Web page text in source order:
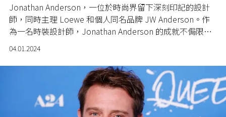
Jonathan Anderson ，一位於時尚界留下深刻印記的設計
師，同時主理 Loewe 和個人同名品牌 JW Anderson 。作
為一名時裝設計師， Jonathan Anderson 的成就不侷限於
時尚領域，即使身兼兩大品牌的創意總監，他持續在追求
創新的道路上闖蕩。
04.01.2024